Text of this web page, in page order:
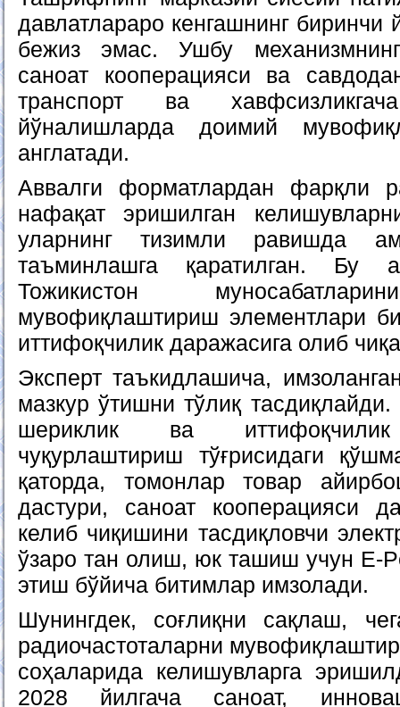
давлатлараро кенгашнинг биринчи
бежиз эмас. Ушбу
саноат кооперацияси ва
транспорт ва
йўналишларда доимий
англатади.
Аввалги форматлардан фарқли
нафақат эришилган
уларнинг тизимли равишда
таъминлашга қаратилган. Бу
Тожикистон
мувофиқлаштириш элементлари
иттифоқчилик даражасига олиб
Эксперт таъкидлашича,
мазкур ўтишни тўлиқ
шериклик ва иттифоқчилик
чуқурлаштириш тўғрисидаги
қаторда, томонлар товар
дастури, саноат кооперацияси
келиб чиқишини тасдиқловчи
ўзаро тан олиш, юк ташиш учун E-
этиш бўйича битимлар имзолади.
Шунингдек, соғлиқни сақлаш,
радиочастоталарни
соҳаларида келишувларга
2028 йилгача саноат,